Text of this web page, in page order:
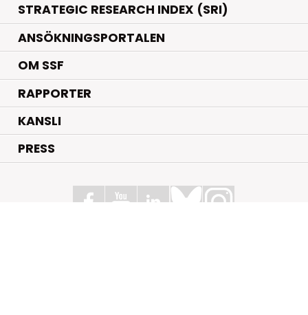
STRATEGIC RESEARCH INDEX (SRI)
ANSÖKNINGSPORTALEN
OM SSF
RAPPORTER
KANSLI
PRESS